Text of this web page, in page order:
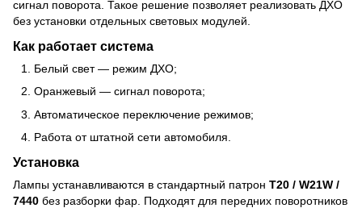
сигнал поворота. Такое решение позволяет реализовать ДХО
без установки отдельных световых модулей.
Как работает система
Белый свет — режим ДХО;
Оранжевый — сигнал поворота;
Автоматическое переключение режимов;
Работа от штатной сети автомобиля.
Установка
Лампы устанавливаются в стандартный патрон T20 / W21W /
7440 без разборки фар. Подходят для передних поворотников